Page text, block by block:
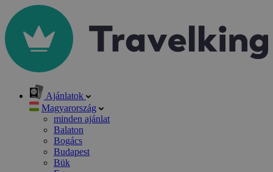
Ajánlatok
Magyarország
minden ajánlat
Balaton
Bogács
Budapest
Bük